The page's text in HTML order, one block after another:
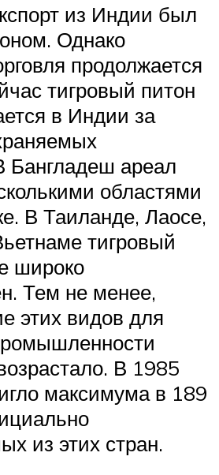
из Индии был
Однако
продолжается
тигровый питон
в Индии за
Бангладеш ареал
областями
В Таиланде, Лаосе,
тигровый
широко
Тем не менее,
этих видов для
В 1985
максимума в 189
из этих стран.